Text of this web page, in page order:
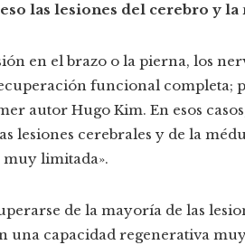
las lesiones del cerebro y
en el brazo o la pierna, los
funcional completa;
autor Hugo Kim. En esos
lesiones cerebrales y de la
limitada».
de la mayoría de las
una capacidad regenerativa